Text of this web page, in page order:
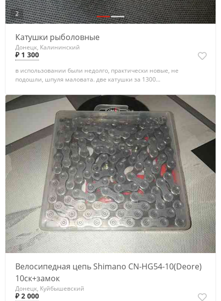
2
Катушки рыболовные
Донецк, Калининский
₽ 1 300
в использовании были недолго, практически новые, не
подошли, шпуля маловата. две катушки за 1300...
Велосипедная цепь Shimano CN-HG54-10(Deore)
10ск+замок
Донецк, Куйбышевский
₽ 2 000